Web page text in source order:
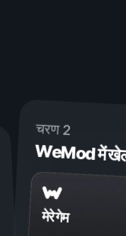
चरण 2
WeMod में
मेरे गेम